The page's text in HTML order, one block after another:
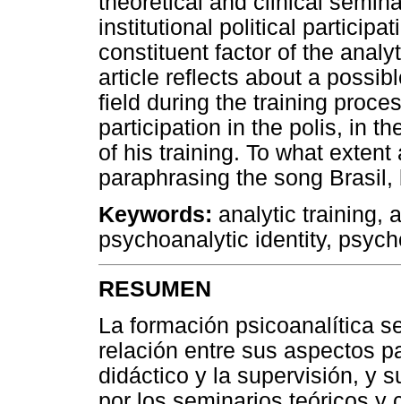
institutional political
constituent factor of the
article reflects about a
field during the training
participation in the polis, in
of his training. To what
paraphrasing the song
Keywords: analytic training,
psychoanalytic identity,
RESUMEN
La formación psicoanalítica
relación entre sus aspectos
didáctico y la supervisión, y